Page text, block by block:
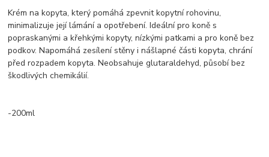
Krém na kopyta, který pomáhá zpevnit kopytní rohovinu,
minimalizuje její lámání a opotřebení. Ideální pro koně s
popraskanými a křehkými kopyty, nízkými patkami a pro koně bez
podkov. Napomáhá zesílení stěny i nášlapné části kopyta, chrání
před rozpadem kopyta. Neobsahuje glutaraldehyd, působí bez
škodlivých chemikálií.
-200ml